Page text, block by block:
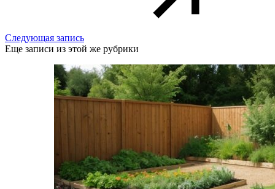
Следующая запись
Еще записи из этой же рубрики